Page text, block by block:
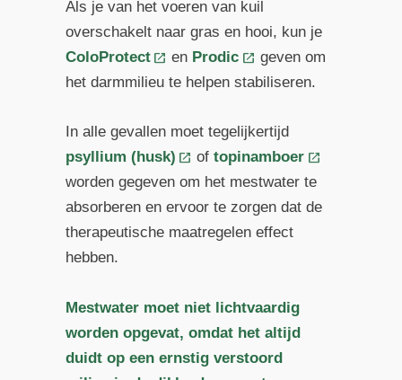
Als je van het voeren van kuil
overschakelt naar gras en hooi, kun je
ColoProtect
en Prodic
geven om
het darmmilieu te helpen stabiliseren.
In alle gevallen moet tegelijkertijd
psyllium (husk)
oftopinamboer
worden gegeven om het mestwater te
absorberen en ervoor te zorgen dat de
therapeutische maatregelen effect
hebben.
Mestwater moet niet lichtvaardig
worden opgevat, omdat het altijd
duidt op een ernstig verstoord